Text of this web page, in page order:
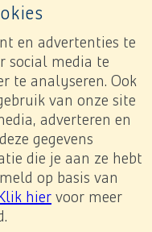
en advertenties te
social media te
te analyseren. Ook
van onze site
adverteren en
gegevens
die je aan ze hebt
op basis van
hier voor meer
winst-en-
het totaalresultaat
overzicht
wijzigingen van het
mijn verslag
Download